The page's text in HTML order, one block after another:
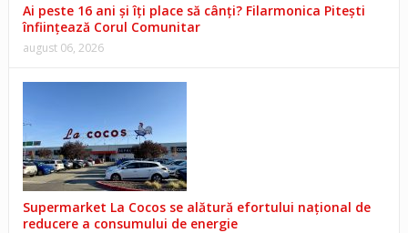
Ai peste 16 ani și îți place să cânți? Filarmonica Pitești
înființează Corul Comunitar
august 06, 2026
Supermarket La Cocos se alătură efortului național de
reducere a consumului de energie